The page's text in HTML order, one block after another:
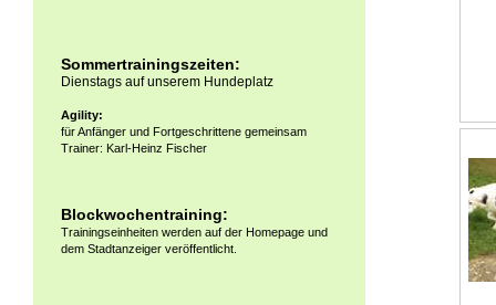
Sommertrainingszeiten:
Dienstags auf unserem Hundeplatz
Agility:
für Anfänger und Fortgeschrittene gemeinsam
Trainer: Karl-Heinz Fischer
Blockwochentraining:
Trainingseinheiten werden auf der Homepage und
dem Stadtanzeiger veröffentlicht.